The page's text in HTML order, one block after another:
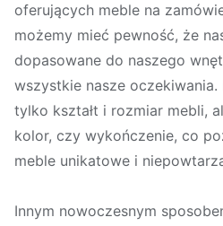
oferujących meble na
możemy mieć pewność, że
dopasowane do naszego
wszystkie nasze
tylko kształt i rozmiar mebli,
kolor, czy wykończenie, co
meble unikatowe i
Innym nowoczesnym